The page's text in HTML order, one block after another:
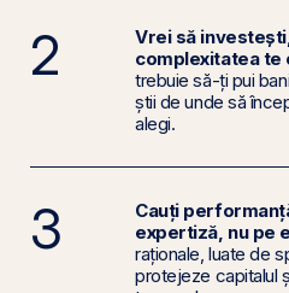
2
Vrei să
complexitatea te
trebuie să-ți pui
știi de unde să
alegi.
3
Cauți
expertiză, nu pe
raționale, luate de
protejeze capitalul